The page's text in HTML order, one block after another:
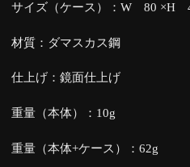
サイズ（ケース）：W 80
材質：ダマスカス鋼
仕上げ：鏡面仕上げ
重量（本体）：10g
重量（本体+ケース）：62g